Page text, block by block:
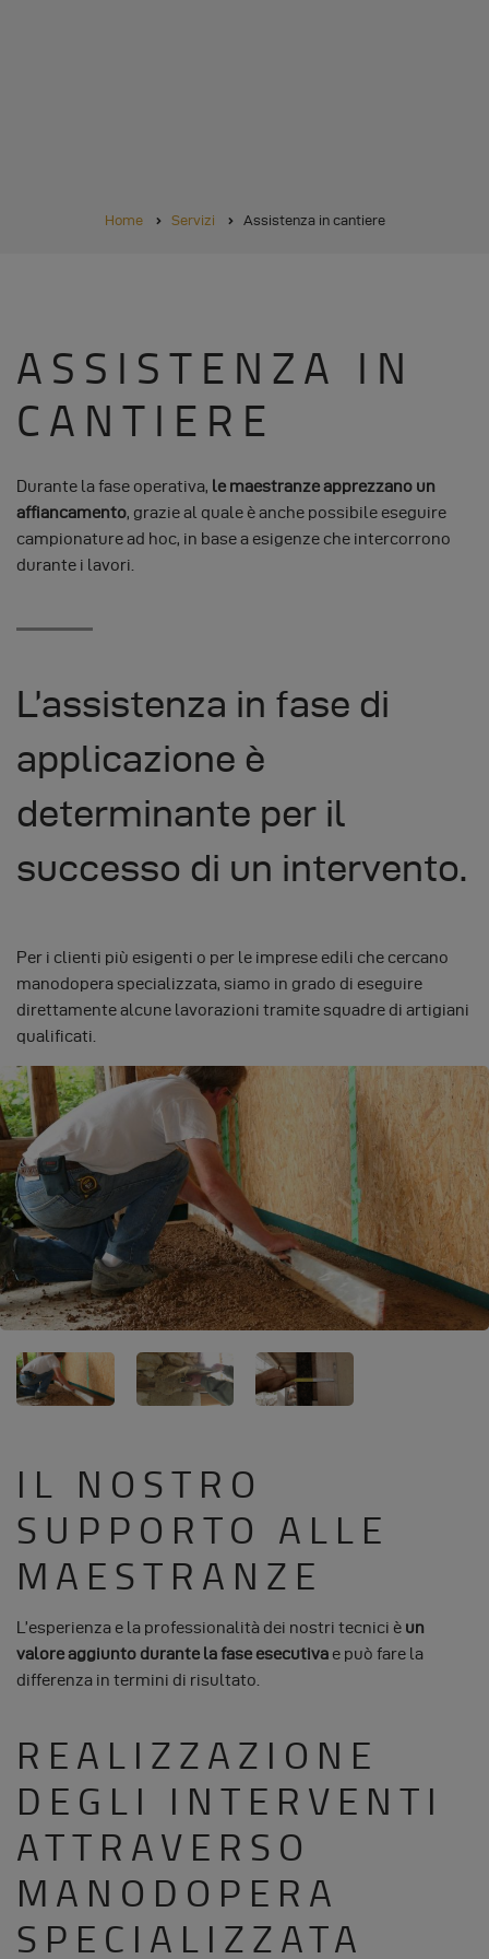
BRICIOLE
Home Servizi Assistenza in cantiere
ASSISTENZA IN
CANTIERE
Durante la fase operativa, le maestranze apprezzano un
affiancamento, grazie al quale è anche possibile eseguire
campionature ad hoc, in base a esigenze che intercorrono
durante i lavori.
L’assistenza in fase di
applicazione è
determinante per il
successo di un intervento.
Per i clienti più esigenti o per le imprese edili che cercano
manodopera specializzata, siamo in grado di eseguire
direttamente alcune lavorazioni tramite squadre di artigiani
qualificati.
IL NOSTRO
SUPPORTO ALLE
MAESTRANZE
L’esperienza e la professionalità dei nostri tecnici è un
valore aggiunto durante la fase esecutiva e può fare la
differenza in termini di risultato.
REALIZZAZIONE
DEGLI INTERVENTI
ATTRAVERSO
MANODOPERA
SPECIALIZZATA